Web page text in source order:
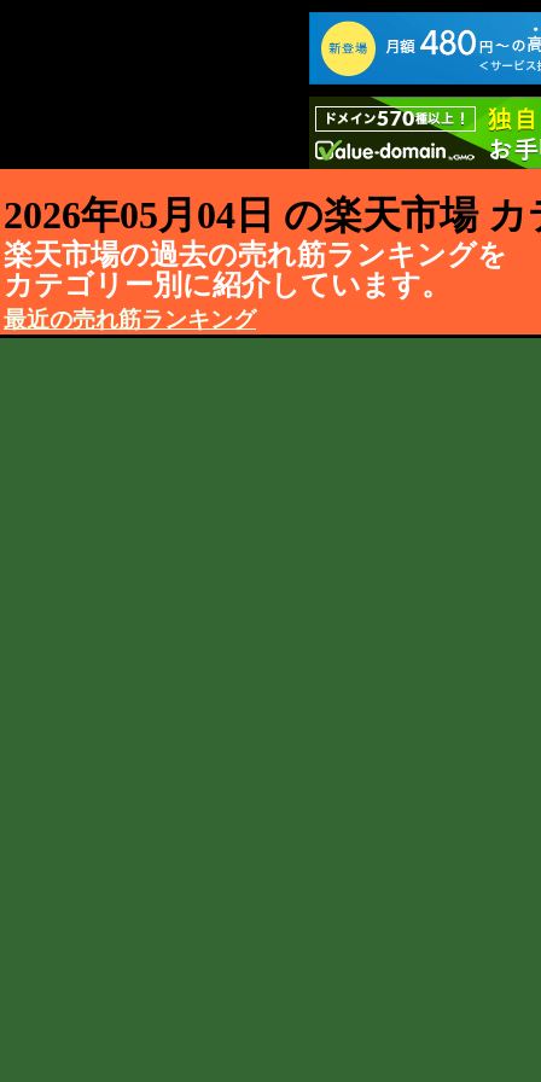
2026年05月04日 の楽天市場
楽天市場の過去の売れ筋ランキングを
カテゴリー別に紹介しています。
最近の売れ筋ランキング